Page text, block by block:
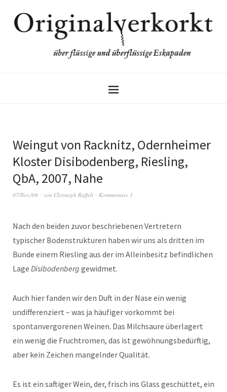
Weingut von Racknitz, Odernheimer
Kloster Disibodenberg, Riesling,
QbA, 2007, Nahe
07/Nov./08 von Christoph Raffelt Kommentare 1
Nach den beiden zuvor beschriebenen Vertretern
typischer Bodenstrukturen haben wir uns als dritten im
Bunde einem Riesling aus der im Alleinbesitz befindlichen
Lage Disibodenberg gewidmet.
Auch hier fanden wir den Duft in der Nase ein wenig
undifferenziert – was ja häufiger vorkommt bei
spontanvergorenen Weinen. Das Milchsaure überlagert
ein wenig die Fruchtromen, das ist gewöhnungsbedürftig,
aber kein Zeichen mangelnder Qualität.
Es ist ein saftiger Wein, der, frisch ins Glass geschüttet, ein